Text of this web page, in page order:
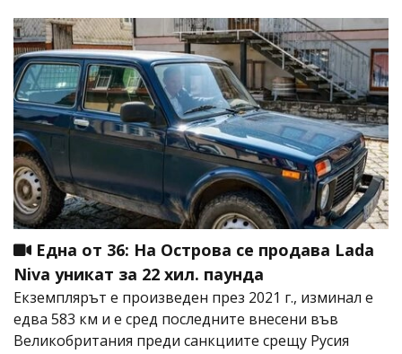
Една от 36: На Острова се продава Lada
Niva уникат за 22 хил. паунда
Екземплярът е произведен през 2021 г., изминал е
едва 583 км и е сред последните внесени във
Великобритания преди санкциите срещу Русия